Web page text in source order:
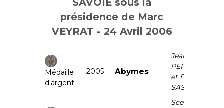
SAVOIE sous la
présidence de Marc
VEYRAT - 24 Avril 2006
Médaille
d'argent
2005 Abymes
Jean
PERRIER
et Fils
SAS
Scea